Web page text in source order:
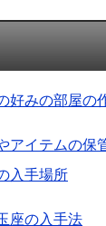
好みの部屋の
アイテムの保
入手場所
座の入手法